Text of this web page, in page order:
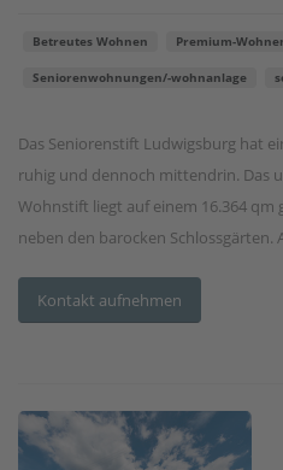
Betreutes Wohnen Premium-
Seniorenwohnungen/-wohnanlage
Das Seniorenstift Ludwigsburg hat
ruhig und dennoch mittendrin. Das
Wohnstift liegt auf einem 16.364
neben den barocken Schlossgärten.
Kontakt aufnehmen